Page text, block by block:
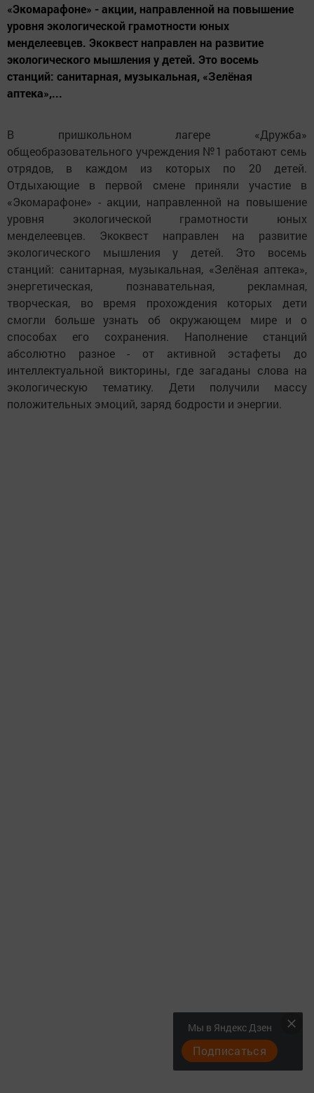
«Экомарафоне» - акции, направленной на повышение
уровня экологической грамотности юных
менделеевцев. Экоквест направлен на развитие
экологического мышления у детей. Это восемь
станций: санитарная, музыкальная, «Зелёная
аптека»,...
В пришкольном лагере «Дружба»
общеобразовательного учреждения №1 работают семь
отрядов, в каждом из которых по 20 детей.
Отдыхающие в первой смене приняли участие в
«Экомарафоне» - акции, направленной на повышение
уровня экологической грамотности юных
менделеевцев. Экоквест направлен на развитие
экологического мышления у детей. Это восемь
станций: санитарная, музыкальная, «Зелёная аптека»,
энергетическая, познавательная, рекламная,
творческая, во время прохождения которых дети
смогли больше узнать об окружающем мире и о
способах его сохранения. Наполнение станций
абсолютно разное - от активной эстафеты до
интеллектуальной викторины, где загаданы слова на
экологическую тематику. Дети получили массу
положительных эмоций, заряд бодрости и энергии.
Мы в Яндекс Дзен
Подписаться